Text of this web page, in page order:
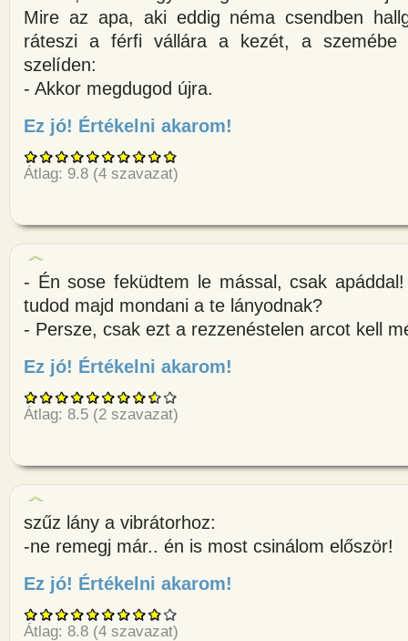
Mire az apa, aki eddig néma csendben
ráteszi a férfi vállára a kezét, a
szelíden:
- Akkor megdugod újra.
Ez jó! Értékelni akarom!
Átlag: 9.8 (4 szavazat)
- Én sose feküdtem le mással, csak
tudod majd mondani a te lányodnak?
- Persze, csak ezt a rezzenéstelen arcot kell
Ez jó! Értékelni akarom!
Átlag: 8.5 (2 szavazat)
szűz lány a vibrátorhoz:
-ne remegj már.. én is most csinálom először!
Ez jó! Értékelni akarom!
Átlag: 8.8 (4 szavazat)